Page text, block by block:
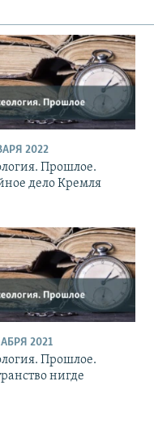
2022
Прошлое.
дело Кремля
2021
Прошлое.
нигде